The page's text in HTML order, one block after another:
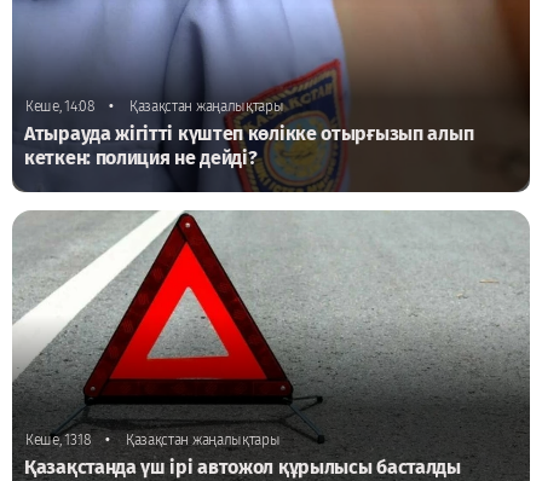
Кеше, 14:08 • Қазақстан жаңалықтары
Атырауда жігітті күштеп көлікке отырғызып алып
кеткен: полиция не дейді?
Кеше, 13:18 • Қазақстан жаңалықтары
Қазақстанда үш ірі автожол құрылысы басталды